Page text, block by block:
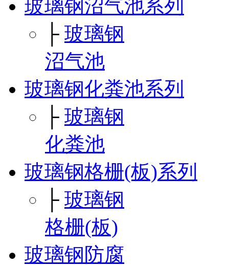
玻璃钢沼气池系列
├ 玻璃钢
沼气池
玻璃钢化粪池系列
├ 玻璃钢
化粪池
玻璃钢格栅(板)系列
├ 玻璃钢
格栅(板)
玻璃钢防腐